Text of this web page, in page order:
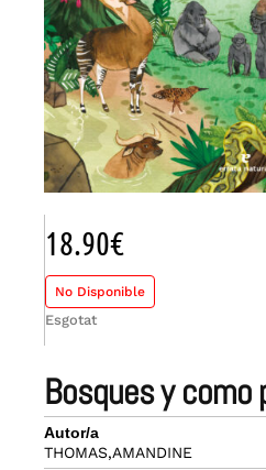
bosques y
Autor/a
THOMAS,AMANDINE
18.90€
No Disponible
Esgotat